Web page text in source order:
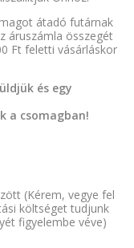
átadó futárnak
áruszámla összegét
Ft feletti vásárláskor
és egy
a csomagban!
(Kérem, vegye fel
költséget tudjunk
figyelembe véve)